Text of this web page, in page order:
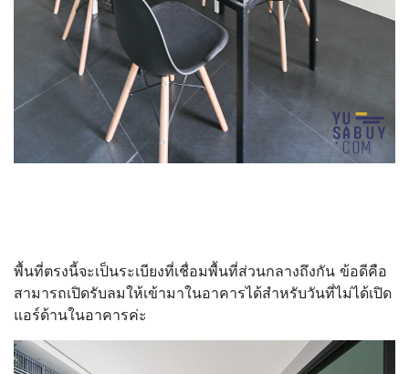
พื้นที่ตรงนี้จะเป็นระเบียงที่เชื่อมพื้นที่ส่วนกลางถึงกัน ข้อดีคือ
สามารถเปิดรับลมให้เข้ามาในอาคารได้สำหรับวันที่ไม่ได้เปิด
แอร์ด้านในอาคารค่ะ